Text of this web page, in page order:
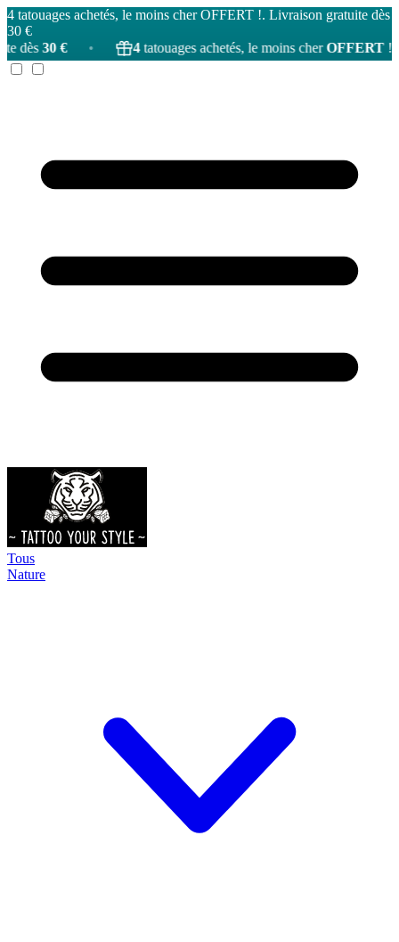
4 tatouages achetés, le moins cher OFFERT !. Livraison gratuite dès
30 €
• 4 tatouages achetés, le moins cherOFFERT! •
Tous
Nature